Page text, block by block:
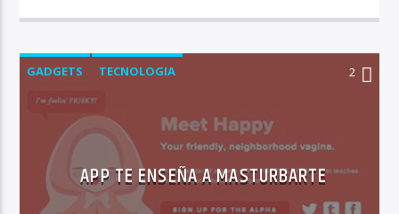
GADGETS TECNOLOGIA 2
APP TE ENSEÑA A MASTURBARTE